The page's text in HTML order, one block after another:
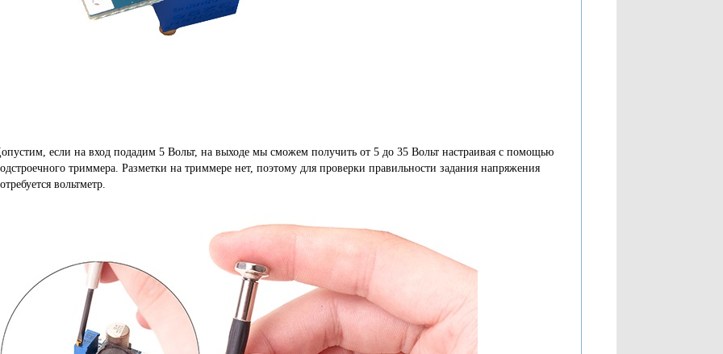
если на вход подадим 5 Вольт, на выходе мы сможем получить от 5 до 35 Вольт настраивая с помощью
триммера. Разметки на триммере нет, поэтому для проверки правильности задания напряжения
вольтметр.